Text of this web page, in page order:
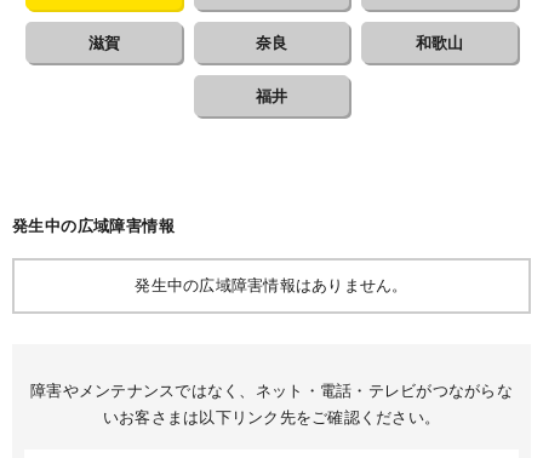
滋賀 奈良 和歌山
福井
発生中の広域障害情報
発生中の広域障害情報はありません。
障害やメンテナンスではなく、ネット・電話・テレビがつながらな
いお客さまは以下リンク先をご確認ください。